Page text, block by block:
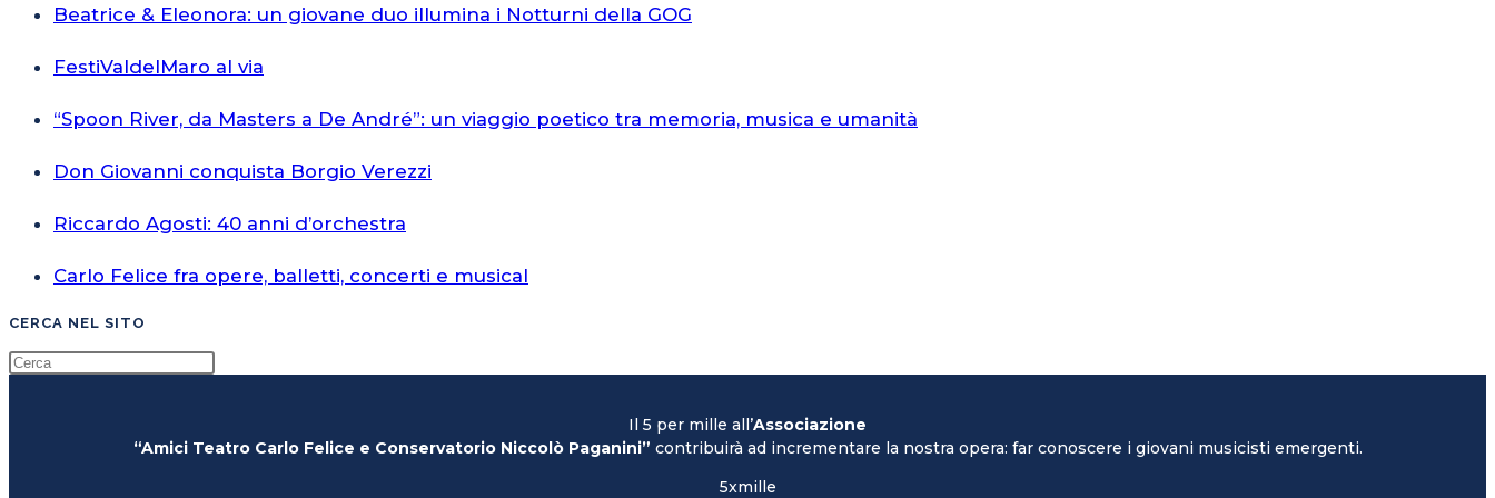
Beatrice & Eleonora: un giovane duo illumina i Notturni della GOG
FestiValdelMaro al via
“Spoon River, da Masters a De André”: un viaggio poetico tra memoria, musica e umanità
Don Giovanni conquista Borgio Verezzi
Riccardo Agosti: 40 anni d’orchestra
Carlo Felice fra opere, balletti, concerti e musical
CERCA NEL SITO
Il 5 per mille all’Associazione
“Amici Teatro Carlo Felice e Conservatorio Niccolò Paganini” contribuirà ad incrementare la nostra opera: far conoscere i giovani musicisti emergenti.
5xmille